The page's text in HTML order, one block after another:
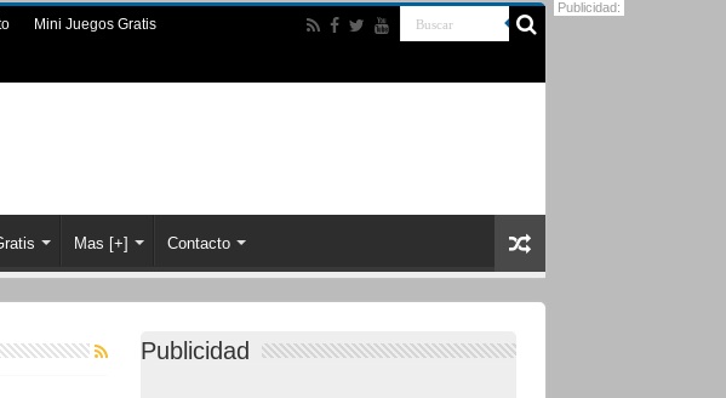
Mini Juegos Gratis
Mas [+] Contacto
Publicidad
Publicidad: